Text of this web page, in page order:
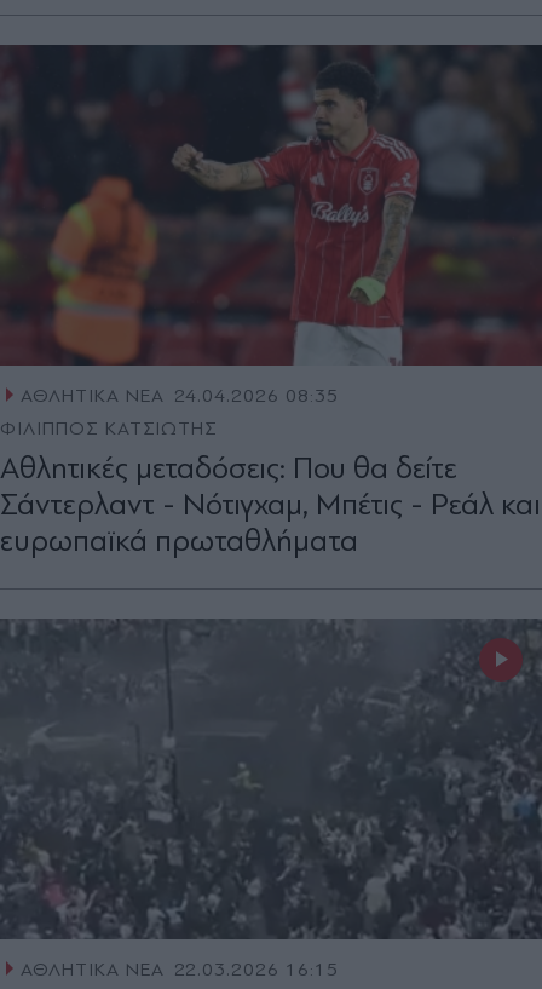
ΑΘΛΗΤΙΚΑ ΝΕΑ 24.04.2026 08:35
ΦΙΛΙΠΠΟΣ ΚΑΤΣΙΩΤΗΣ
Αθλητικές μεταδόσεις: Που θα δείτε
Σάντερλαντ - Νότιγχαμ, Μπέτις - Ρεάλ και
ευρωπαϊκά πρωταθλήματα
ΑΘΛΗΤΙΚΑ ΝΕΑ
22.03.2026 16:15